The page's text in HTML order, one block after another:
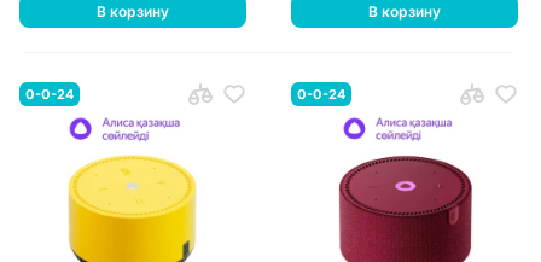
В корзину В корзину
0-0-24 0-0-24